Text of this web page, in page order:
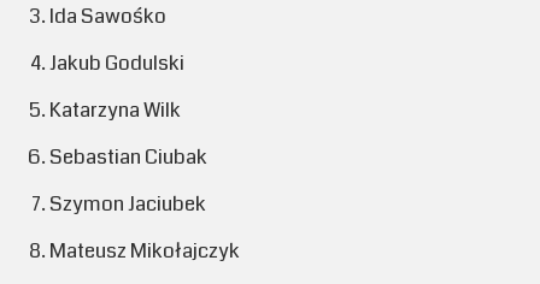
Ida Sawośko
Jakub Godulski
Katarzyna Wilk
Sebastian Ciubak
Szymon Jaciubek
Mateusz Mikołajczyk